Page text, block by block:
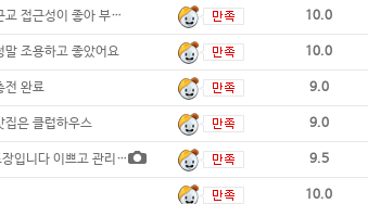
수도권 근교 접근성이 좋아 부담 없이 방문 10.0
말 조용하고 좋았어요 10.0
전 완료 9.0
집은 클럽하우스 9.0
좋은골프장입니다 이쁘고 관리도 굿... 9.5
10.0